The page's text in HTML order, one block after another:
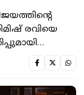
രവിയെ